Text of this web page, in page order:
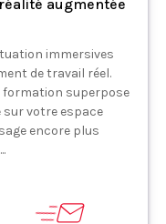
augmentée
immersives
de travail réel.
formation superpose
votre espace
encore plus